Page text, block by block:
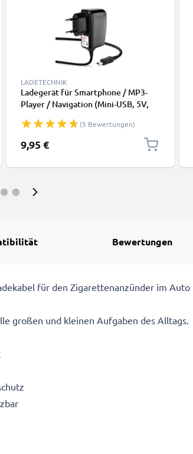
LADETECHNIK
Ladegerät für Smartphone / MP3-
Player / Navigation (Mini-USB, 5V,
Netzteil
(5 Bewertungen)
9,95 €
Bewertungen
für den Zigarettenanzünder im Auto
großen und kleinen Aufgaben des Alltags.